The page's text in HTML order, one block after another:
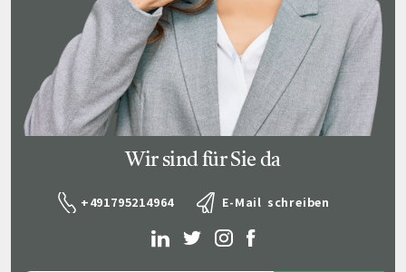
Wir sind für Sie da
+491795214964 E-Mail schreiben